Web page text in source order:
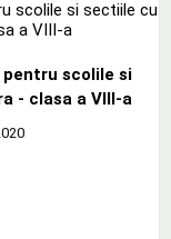
scolile si
- clasa a VIII-a